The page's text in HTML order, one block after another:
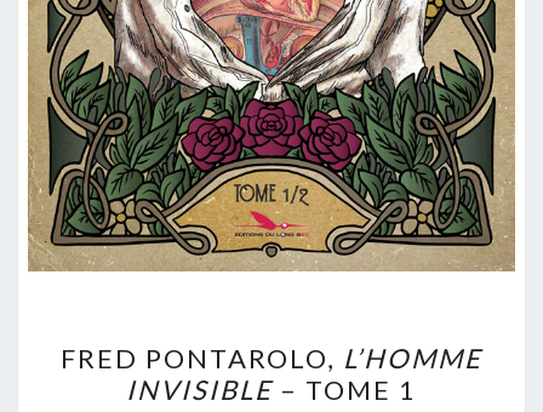
PONTAROLO,
L’HOMME
FRED PONTAROLO, L’HOMME
INVISIBLE– TOME 1